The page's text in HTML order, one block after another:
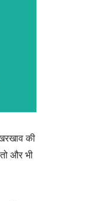
की
और भी